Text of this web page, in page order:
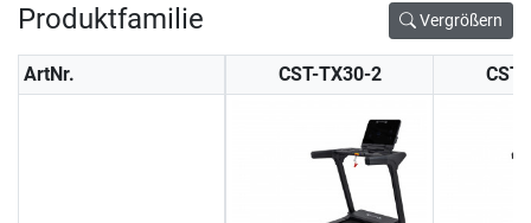
Produktfamilie Vergrößern
ArtNr. CST-TX30-2